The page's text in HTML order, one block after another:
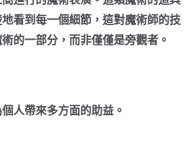
看到每一個細節，這對魔術師的技
的一部分，而非僅僅是旁觀者。
人帶來多方面的助益。